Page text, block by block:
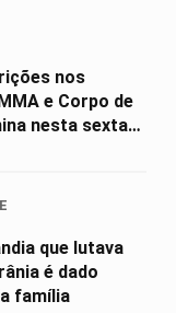
nos
e Corpo de
nesta sexta-
que lutava
é dado
família